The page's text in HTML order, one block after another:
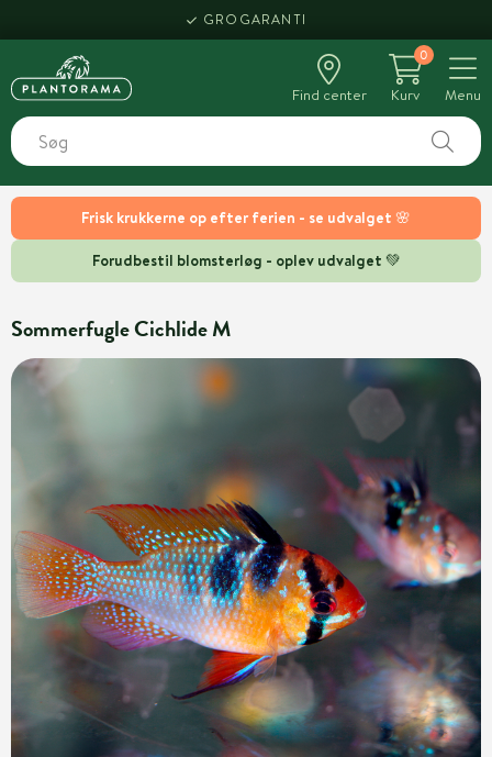
Frisk krukkerne op efter ferien - se udvalget 🌸
Forudbestil blomsterløg - oplev udvalget 💚
GROGARANTI
Find center
0
Kurv
Menu
Sommerfugle Cichlide M